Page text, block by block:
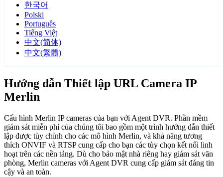
한국어
Polski
Português
Tiếng Việt
中文(简体)
中文(繁體)
Hướng dẫn Thiết lập URL Camera IP
Merlin
Cấu hình Merlin IP cameras của bạn với Agent DVR. Phần mềm
giám sát miễn phí của chúng tôi bao gồm một trình hướng dẫn thiết
lập được tùy chỉnh cho các mô hình Merlin, và khả năng tương
thích ONVIF và RTSP cung cấp cho bạn các tùy chọn kết nối linh
hoạt trên các nền tảng. Dù cho bảo mật nhà riêng hay giám sát văn
phòng, Merlin cameras với Agent DVR cung cấp giám sát đáng tin
cậy và an toàn.